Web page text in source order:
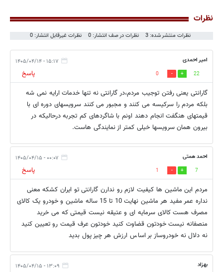
نظرات
نظرات منتشر شده: 3 نظرات در صف انتشار: 0 نظرات غیرقابل انتشار: 0
امیر احمدی ۱۵:۱۷ - ۱۴۰۵/۰۴/۱۴
22
0
پاسخ
گارانتی یعنی رفتن توجیب مردم،در گارانتی نه تنها خدمات ارایه نمی شه
بلکه مردم را سرکیسه می کنند و مجبور می کنند سرویسهای دوره ای با
قیمتهای هنگفت انجام دهند اونم با شاگردهای کم تجربه درحالیکه در
بیرون همان سرویسها خیلی کمتر از نمایندگی هاست.
احمد همتی ۰۰:۰۷ - ۱۴۰۵/۰۴/۱۵
7
1
پاسخ
مردم این ماشین ها کیفیت لازم رو ندارن گارانتی تو ایران کشکه معنی
نداره عمر مفید هر ماشین نهایت 10 تا 15 ساله ماشین و خودرو یک کالای
مصرف هست کالای سرمایه ای و عتیقه نیست قیمتی که می خرید
منصفانه نیست خودتون قضاوت کنید خودتون عرف قیمت رو تعیین کنید
نه دلال نه خودروساز بر اساس ارزش هر چیز پول بدید
بهزاد ۱۳:۰۹ - ۱۴۰۵/۰۴/۱۵